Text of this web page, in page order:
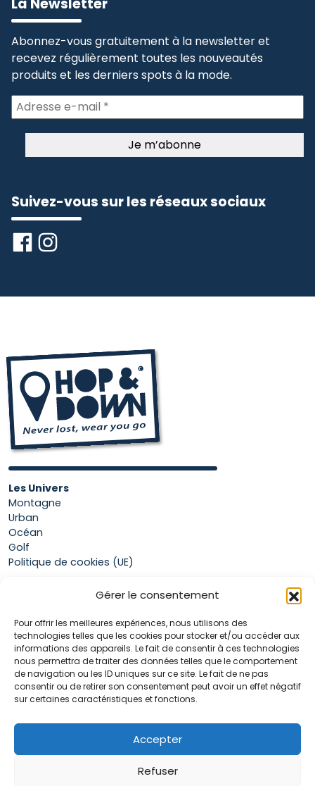
Gérer le consentement
Pour offrir les meilleures expériences, nous utilisons des
technologies telles que les cookies pour stocker et/ou accéder aux
informations des appareils. Le fait de consentir à ces technologies
nous permettra de traiter des données telles que le comportement
de navigation ou les ID uniques sur ce site. Le fait de ne pas
consentir ou de retirer son consentement peut avoir un effet négatif
sur certaines caractéristiques et fonctions.
Accepter
Refuser
Abonnez-vous gratuitement à la newsletter et
recevez régulièrement toutes les nouveautés
produits et les derniers spots à la mode.
Suivez-vous sur les réseaux sociaux
Les Univers
Montagne
Urban
Océan
Golf
Politique de cookies (UE)
Mon compte
Panier
Conditions générales de vente
La marque Hop & Down
Plan du site